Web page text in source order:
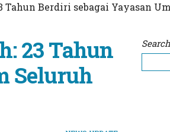
Berdiri sebagai Yayasan
23 Tahun
Seluruh
Search